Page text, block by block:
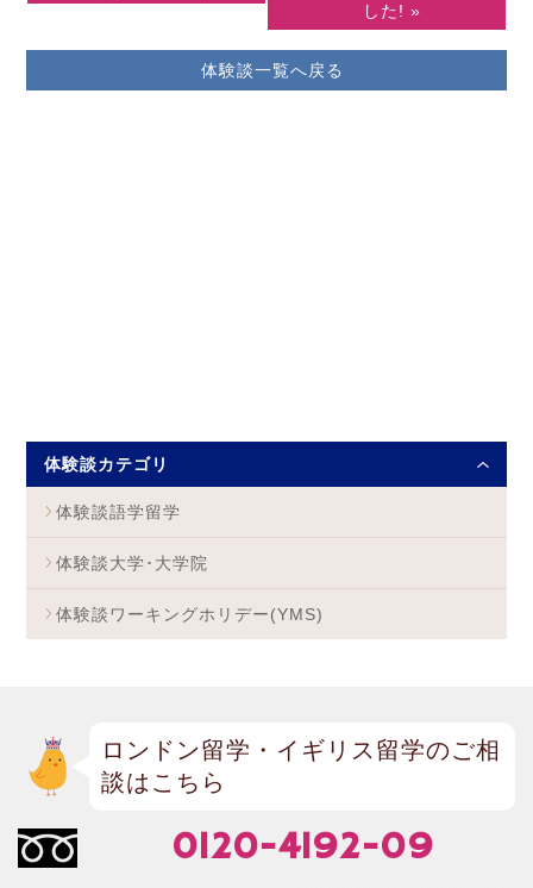
体験談一覧へ戻る
した! »
体験談カテゴリ
体験談語学留学
体験談大学･大学院
体験談ワーキングホリデー(YMS)
ロンドン留学・イギリス留学のご相
談はこちら
0120-4192-09